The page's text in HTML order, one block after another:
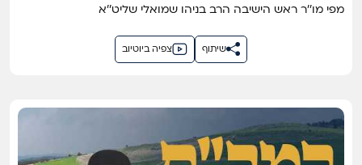
מפי מו''ר ראש הישיבה הרב בניהו שמואלי שליט''א
צפיה ביוטיוב שיתוף